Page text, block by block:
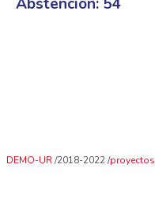
DEMO-UR 2018-2022 proyectos